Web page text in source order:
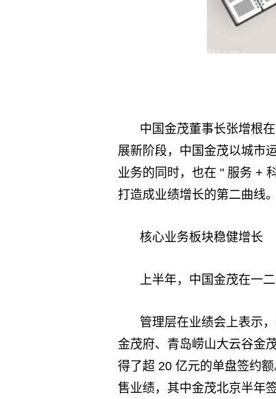
中国金茂董事长张增根
展新阶段，中国金茂以城市
业务的同时，也在 " 服务 +
打造成业绩增长的第二曲线。
核心业务板块稳健增长
上半年，中国金茂在一
管理层在业绩会上表示
金茂府、青岛崂山大云谷金
得了超 20 亿元的单盘签约
售业绩，其中金茂北京半年